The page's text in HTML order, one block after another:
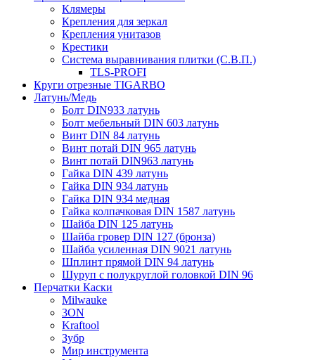
Клямеры
Крепления для зеркал
Крепления унитазов
Крестики
Система выравнивания плитки (С.В.П.)
TLS-PROFI
Круги отрезные TIGARBO
Латунь/Медь
Болт DIN933 латунь
Болт мебельный DIN 603 латунь
Винт DIN 84 латунь
Винт потай DIN 965 латунь
Винт потай DIN963 латунь
Гайка DIN 439 латунь
Гайка DIN 934 латунь
Гайка DIN 934 медная
Гайка колпачковая DIN 1587 латунь
Шайба DIN 125 латунь
Шайба гровер DIN 127 (бронза)
Шайба усиленная DIN 9021 латунь
Шплинт прямой DIN 94 латунь
Шуруп с полукруглой головкой DIN 96
Перчатки Каски
Milwauke
3ON
Kraftool
Зубр
Мир инструмента